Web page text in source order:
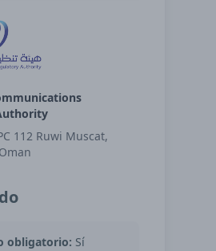
112 Ruwi Muscat,
obligatorio: Sí